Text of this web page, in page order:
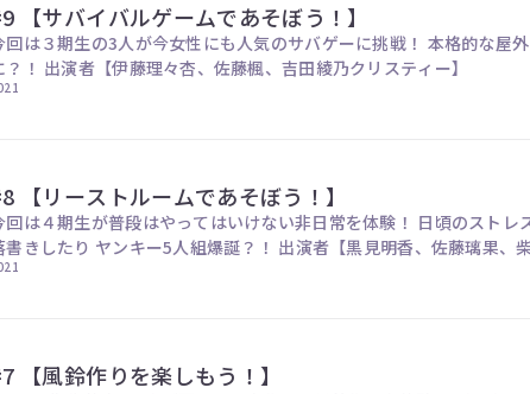
【サバイバルゲームであそぼう！】
回は３期生の3人が今女性にも人気のサバゲーに挑戦！ 本格的な屋
に？！ 出演者【伊藤理々杏、佐藤楓、吉田綾乃クリスティー】
【リーストルームであそぼう！】
回は４期生が普段はやってはいけない非日常を体験！ 日頃のスト
落書きしたり ヤンキー5人組爆誕？！ 出演者【黒見
【風鈴作りを楽しもう！】